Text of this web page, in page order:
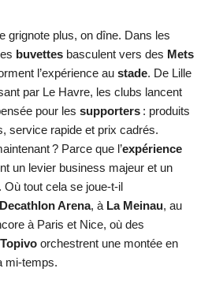
grignote plus, on dîne. Dans les
buvettes basculent vers des Mets
l’expérience au stade. De Lille
par Le Havre, les clubs lancent
pour les supporters : produits
service rapide et prix cadrés.
? Parce que l’expérience
un levier business majeur et un
tout cela se joue-t‑il
Decathlon Arena, à La Meinau, au
à Paris et Nice, où des
Topivo orchestrent une montée en
mi-temps.